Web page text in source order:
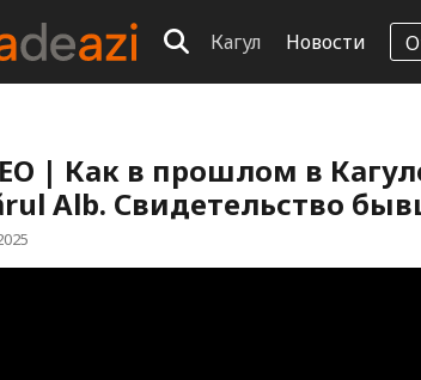
Кагул Новости
| Как в прошлом в
Alb. Свидетельство